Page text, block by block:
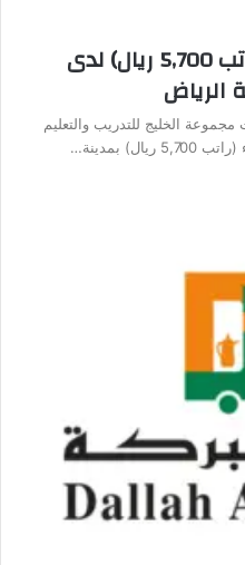
وظائف خدمة عملاء (برواتب 5,700 ريال) لدى
الرياض
الخليج للتدريب والتعليم
بمدينة…